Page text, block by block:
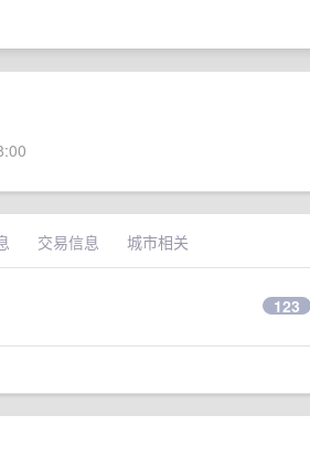
交易信息 城市相关
123